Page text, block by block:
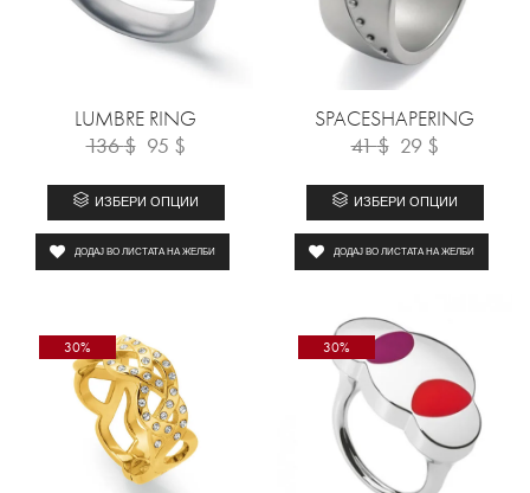
LUMBRE RING
136$ 95 $
ИЗБЕРИ ОПЦИИ
ДОДАЈ ВО ЛИСТАТА НА ЖЕЛБИ
SPACESHAPERING
41$ 29 $
ИЗБЕРИ ОПЦИИ
ДОДАЈ ВО ЛИСТАТА НА ЖЕЛБИ
30% 30%